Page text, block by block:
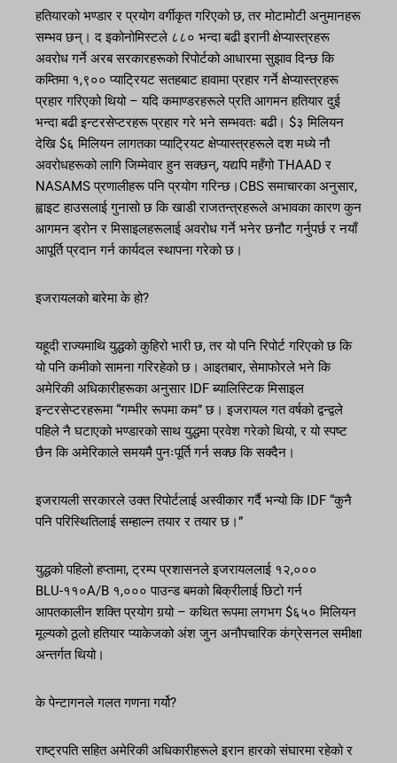
हतियारको भण्डार र प्रयोग वर्गीकृत गरिएको छ, तर मोटामोटी अनुमानहरू
सम्भव छन्। द इकोनोमिस्टले ८८० भन्दा बढी इरानी क्षेप्यास्त्रहरू
अवरोध गर्ने अरब सरकारहरूको रिपोर्टको आधारमा सुझाव दिन्छ कि
कम्तिमा १,९०० प्याट्रियट सतहबाट हावामा प्रहार गर्ने क्षेप्यास्त्रहरू
प्रहार गरिएको थियो – यदि कमाण्डरहरूले प्रति आगमन हतियार दुई
भन्दा बढी इन्टरसेप्टरहरू प्रहार गरे भने सम्भवतः बढी। $३ मिलियन
देखि $६ मिलियन लागतका प्याट्रियट क्षेप्यास्त्रहरूले दश मध्ये नौ
अवरोधहरूको लागि जिम्मेवार हुन सक्छन्, यद्यपि महँगो THAAD र
NASAMS प्रणालीहरू पनि प्रयोग गरिन्छ।CBS समाचारका अनुसार,
ह्वाइट हाउसलाई गुनासो छ कि खाडी राजतन्त्रहरूले अभावका कारण कुन
आगमन ड्रोन र मिसाइलहरूलाई अवरोध गर्ने भनेर छनौट गर्नुपर्छ र नयाँ
आपूर्ति प्रदान गर्न कार्यदल स्थापना गरेको छ।
इजरायलको बारेमा के हो?
यहूदी राज्यमाथि युद्धको कुहिरो भारी छ, तर यो पनि रिपोर्ट गरिएको छ कि
यो पनि कमीको सामना गरिरहेको छ। आइतबार, सेमाफोरले भने कि
अमेरिकी अधिकारीहरूका अनुसार IDF ब्यालिस्टिक मिसाइल
इन्टरसेप्टरहरूमा “गम्भीर रूपमा कम” छ। इजरायल गत वर्षको द्वन्द्वले
पहिले नै घटाएको भण्डारको साथ युद्धमा प्रवेश गरेको थियो, र यो स्पष्ट
छैन कि अमेरिकाले समयमै पुनःपूर्ति गर्न सक्छ कि सक्दैन।
इजरायली सरकारले उक्त रिपोर्टलाई अस्वीकार गर्दै भन्यो कि IDF “कुनै
पनि परिस्थितिलाई सम्हाल्न तयार र तयार छ।”
युद्धको पहिलो हप्तामा, ट्रम्प प्रशासनले इजरायललाई १२,०००
BLU-११०A/B १,००० पाउन्ड बमको बिक्रीलाई छिटो गर्न
आपतकालीन शक्ति प्रयोग गर्‍यो – कथित रूपमा लगभग $६५० मिलियन
मूल्यको ठूलो हतियार प्याकेजको अंश जुन अनौपचारिक कंग्रेसनल समीक्षा
अन्तर्गत थियो।
के पेन्टागनले गलत गणना गर्यो?
राष्ट्रपति सहित अमेरिकी अधिकारीहरूले इरान हारको संघारमा रहेको र